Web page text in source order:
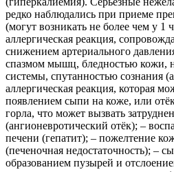
редко наблюдались при приеме
(могут возникать не более чем у 1
аллергическая реакция,
снижением артериального
спазмом мышц, бледностью кожи,
системы, спутанностью сознания
аллергическая реакция, которая
появлением сыпи на коже, или
горла, что может вызвать
(ангионевротический отёк); ‒
печени (гепатит); ‒ пожелтение
(печеночная недостаточность); ‒
образованием пузырей и